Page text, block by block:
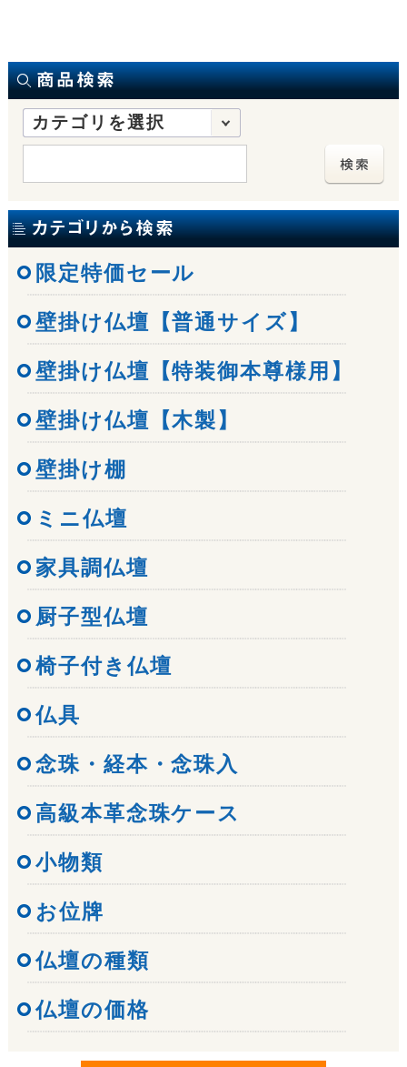
カテゴリを選択
限定特価セール
壁掛け仏壇【普通サイズ】
壁掛け仏壇【特装御本尊様用】
壁掛け仏壇【木製】
壁掛け棚
ミニ仏壇
家具調仏壇
厨子型仏壇
椅子付き仏壇
仏具
念珠・経本・念珠入
高級本革念珠ケース
小物類
お位牌
仏壇の種類
仏壇の価格